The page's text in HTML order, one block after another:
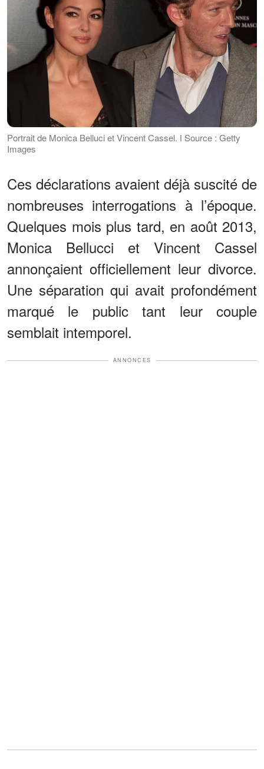
Portrait de Monica Belluci et Vincent Cassel. ǀ Source : Getty
Images
Ces déclarations avaient déjà suscité de
nombreuses interrogations à l’époque.
Quelques mois plus tard, en août 2013,
Monica Bellucci et Vincent Cassel
annonçaient officiellement leur divorce.
Une séparation qui avait profondément
marqué le public tant leur couple
semblait intemporel.
ANNONCES